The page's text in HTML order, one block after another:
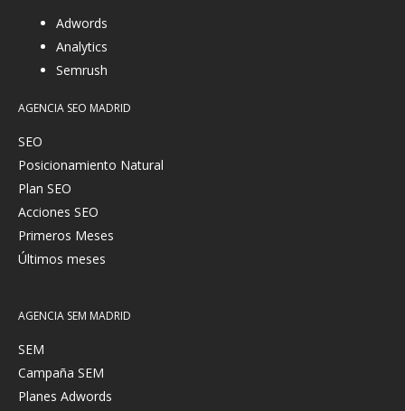
Adwords
Analytics
Semrush
AGENCIA SEO MADRID
SEO
Posicionamiento Natural
Plan SEO
Acciones SEO
Primeros Meses
Últimos meses
AGENCIA SEM MADRID
SEM
Campaña SEM
Planes Adwords